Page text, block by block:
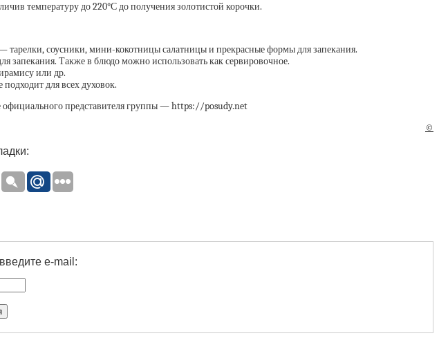
температуру до 220°С до получения золотистой корочки.
тарелки, соусники, мини-кокотницы салатницы и прекрасные формы для запекания.
запекания. Также в блюдо можно использовать как сервировочное.
или др.
для всех духовок.
представителя группы — https://posudy.net
©
e-mail: